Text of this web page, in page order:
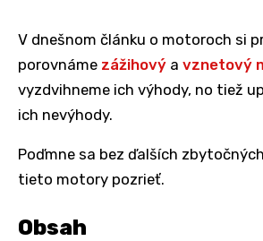
V dnešnom článku o motoroch si
porovnáme zážihový a vznetový
vyzdvihneme ich výhody, no tiež
ich nevýhody.
Poďmne sa bez ďalších
tieto motory pozrieť.
Obsah